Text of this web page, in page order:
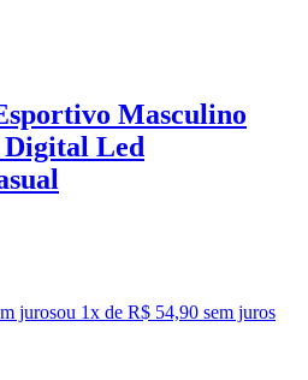
Masculino
Digital Led
jurosou 1x de R$ 54,90 sem juros